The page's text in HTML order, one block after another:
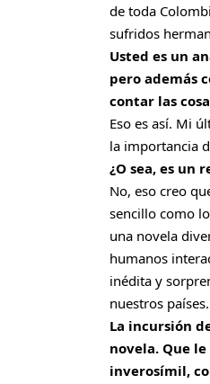
de toda
sufridos
Usted es un
pero además
contar las
Eso es así. Mi
la importancia
¿O sea, es un
No, eso creo
sencillo como
una novela
humanos
inédita y
nuestros países.
La incursión
novela. Que
inverosímil,